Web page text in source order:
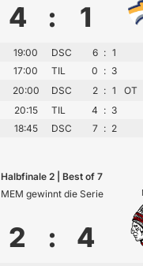
4 : 1
19:00 DSC 6 : 1
17:00 TIL 0 : 3
20:00 DSC 2 : 1 OT
20:15 TIL 4 : 3
18:45 DSC 7 : 2
Halbfinale 2 | Best of 7
MEM gewinnt die Serie
2 : 4